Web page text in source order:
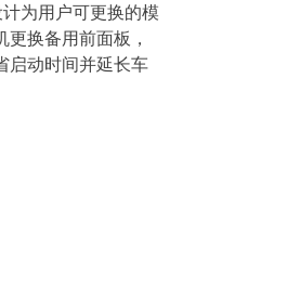
为用户可更换的模
换备用前面板，
启动时间并延长车